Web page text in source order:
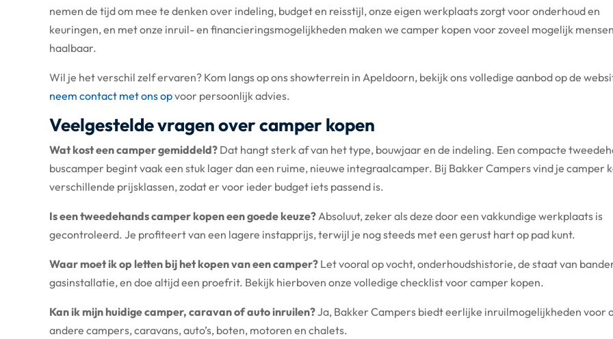
nemen de tijd om mee te denken over indeling, budget en reisstijl, onze eigen werkplaats zorgt voor onderhoud en
keuringen, en met onze inruil- en financieringsmogelijkheden maken we camper kopen voor zoveel mogelijk mensen
haalbaar.
Wil je het verschil zelf ervaren? Kom langs op ons showterrein in Apeldoorn, bekijk ons volledige aanbod op de
neem contact met ons opvoor persoonlijk advies.
Veelgestelde vragen over camper kopen
Wat kost een camper gemiddeld? Dat hangt sterk af van het type, bouwjaar en de indeling. Een compacte
buscamper begint vaak een stuk lager dan een ruime, nieuwe integraalcamper. Bij Bakker Campers vind je camper
verschillende prijsklassen, zodat er voor ieder budget iets passend is.
Is een tweedehands camper kopen een goede keuze? Absoluut, zeker als deze door een vakkundige werkplaats is
gecontroleerd. Je profiteert van een lagere instapprijs, terwijl je nog steeds met een gerust hart op pad kunt.
Waar moet ik op letten bij het kopen van een camper? Let vooral op vocht, onderhoudshistorie, de staat van
gasinstallatie, en doe altijd een proefrit. Bekijk hierboven onze volledige checklist voor camper kopen.
Kan ik mijn huidige camper, caravan of auto inruilen?Ja, Bakker Campers biedt eerlijke inruilmogelijkheden voor
andere campers, caravans, auto’s, boten, motoren en chalets.